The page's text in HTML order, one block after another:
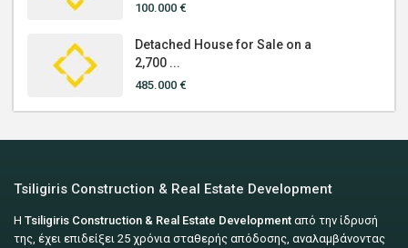
100.000 €
Detached House for Sale on a
2,700 ...
485.000 €
Tsiligiris Construction & Real Estate Development
ΗTsiligiris Construction & Real Estate Development από την ίδρυσή
της, έχει επιδείξει 25 χρόνια σταθερής απόδοσης, αναλαμβάνοντας